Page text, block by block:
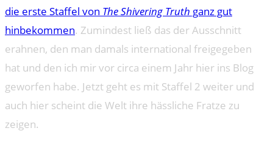
die erste Staffel von The Shivering Truth ganz gut
hinbekommen. Zumindest ließ das der Ausschnitt
erahnen, den man damals international freigegeben
hat und den ich mir vor circa einem Jahr hier ins Blog
geworfen habe. Jetzt geht es mit Staffel 2 weiter und
auch hier scheint die Welt ihre hässliche Fratze zu
zeigen.